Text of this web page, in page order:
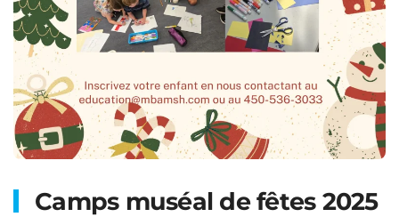
Camps muséal de fêtes 2025